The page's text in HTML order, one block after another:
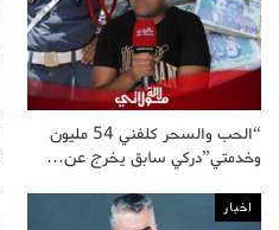
“الحب والسحر كلفني 54 مليون
وخدمتي”دركي سابق يخرج عن…
اخبار